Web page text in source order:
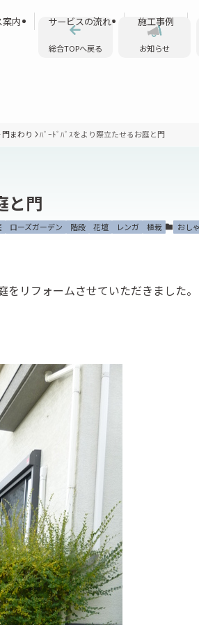
案内 サービスの流れ 施工事例
総合TOPへ戻る お知らせ
門まわり ﾊﾞｰﾄﾞﾊﾞｽをより際立たせるお庭と門
と門
ローズガーデン 階段 花壇 レンガ 植栽 おし
リフォームさせていただきました。